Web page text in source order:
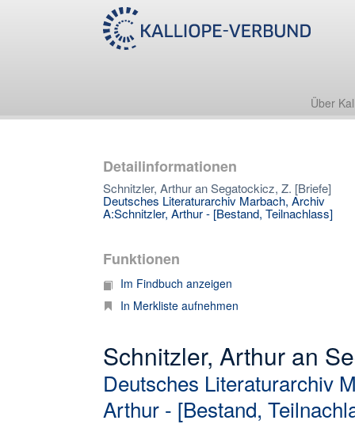
Über
Detailinformationen
Schnitzler, Arthur an Segatockicz, Z. [Briefe]
Deutsches Literaturarchiv Marbach, Archiv
A:Schnitzler, Arthur - [Bestand, Teilnachlass]
Funktionen
Im Findbuch anzeigen
In Merkliste aufnehmen
Schnitzler, Arthur an
Deutsches Literaturarchiv
Arthur - [Bestand,